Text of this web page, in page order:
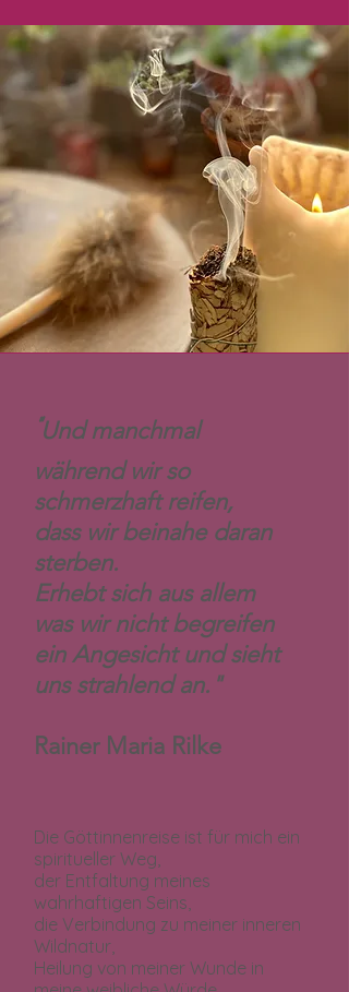
"Und manchmal
während wir so
schmerzhaft reifen,
dass wir beinahe daran
sterben.
Erhebt sich aus allem
was wir nicht begreifen
ein Angesicht und sieht
uns strahlend an."
Rainer Maria Rilke
Die Göttinnenreise ist für mich ein
spiritueller Weg,
der Entfaltung meines
wahrhaftigen Seins,
die Verbindung zu meiner inneren
Wildnatur,
Heilung von meiner Wunde in